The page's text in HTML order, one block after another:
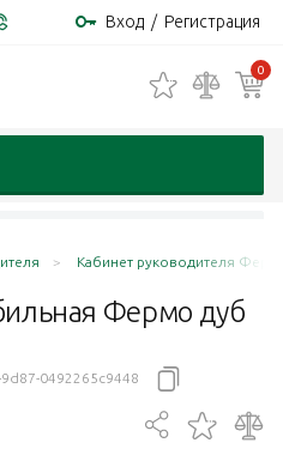
Вход / Регистрация
0
Кабинет руководителя
Фермо дуб
0492265c9448